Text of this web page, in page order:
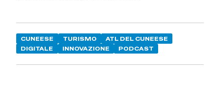
CUNEESE TURISMO
ATL DEL CUNEESE
DIGITALE
INNOVAZIONE PODCAST